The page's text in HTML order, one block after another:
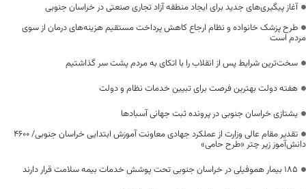
آغاز پیگیری‌های جدید برای ایجاد منطقه آزاد تجاری صنعتی در خراسان جنوبی
طرح پزشک خانواده و نظام ارجاع کاهش پرداخت مستقیم هزینه‌های درمان از سوی
مردم است
سخت‌ترین شرایط پس از انقلاب را با اتکای به مردم پشت سر گذاشتیم
هفته دولت بهترین فرصت برای تبیین خدمات نظام و دولت
یشتازی خراسان جنوبی در پرونده ثبت جهانی آسبادها
تقدیر مقام عالی وزارت از عملکرد جهادی معاونت آموزش ابتدایی خراسان جنوبی/ ۴۶۰۰
دانش‌آموز زیر چتر «طرح حامی»
۱۸۵ بیمار هموفیلی در خراسان جنوبی تحت پوشش خدمات بیمه سلامت قرار دارند